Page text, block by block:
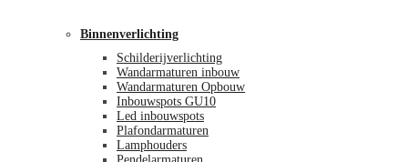
Binnenverlichting
Schilderijverlichting
Wandarmaturen inbouw
Wandarmaturen Opbouw
Inbouwspots GU10
Led inbouwspots
Plafondarmaturen
Lamphouders